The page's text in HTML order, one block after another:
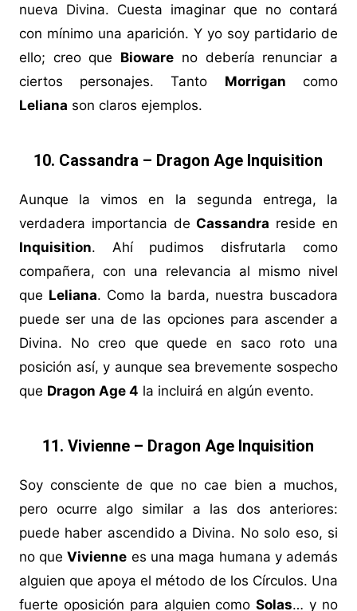
nueva Divina. Cuesta imaginar que no contará
con mínimo una aparición. Y yo soy partidario de
ello; creo que Bioware no debería renunciar a
ciertos personajes. Tanto Morrigan como
Leliana son claros ejemplos.
10. Cassandra – Dragon Age Inquisition
Aunque la vimos en la segunda entrega, la
verdadera importancia deCassandra reside en
Inquisition. Ahí pudimos disfrutarla como
compañera, con una relevancia al mismo nivel
que Leliana. Como la barda, nuestra buscadora
puede ser una de las opciones para ascender a
Divina. No creo que quede en saco roto una
posición así, y aunque sea brevemente sospecho
que Dragon Age 4 la incluirá en algún evento.
11. Vivienne – Dragon Age Inquisition
Soy consciente de que no cae bien a muchos,
pero ocurre algo similar a las dos anteriores:
puede haber ascendido a Divina. No solo eso, si
no queVivienne es una maga humana y además
alguien que apoya el método de los Círculos. Una
fuerte oposición para alguien comoSolas… y no